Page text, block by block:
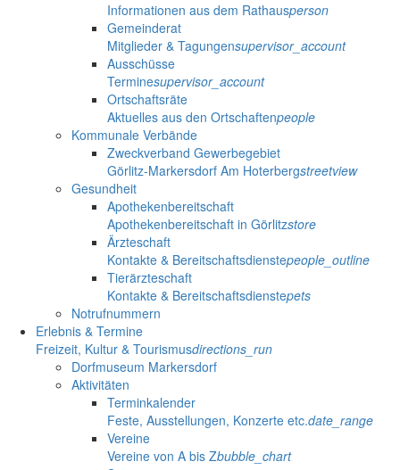
Informationen aus dem Rathausperson
Gemeinderat
Mitglieder & Tagungensupervisor_account
Ausschüsse
Terminesupervisor_account
Ortschaftsräte
Aktuelles aus den Ortschaftenpeople
Kommunale Verbände
Zweckverband Gewerbegebiet
Görlitz-Markersdorf Am Hoterbergstreetview
Gesundheit
Apothekenbereitschaft
Apothekenbereitschaft in Görlitzstore
Ärzteschaft
Kontakte & Bereitschaftsdienstepeople_outline
Tierärzteschaft
Kontakte & Bereitschaftsdienstepets
Notrufnummern
Erlebnis & Termine
Freizeit, Kultur & Tourismusdirections_run
Dorfmuseum Markersdorf
Aktivitäten
Terminkalender
Feste, Ausstellungen, Konzerte etc.date_range
Vereine
Vereine von A bis Zbubble_chart